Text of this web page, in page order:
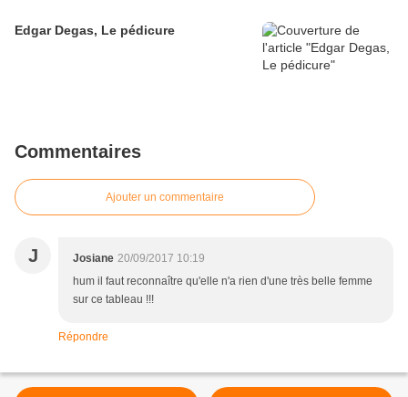
Edgar Degas, Le pédicure
Commentaires
Ajouter un commentaire
J Josiane 20/09/2017 10:19
hum il faut reconnaître qu'elle n'a rien d'une très belle femme
sur ce tableau !!!
Répondre